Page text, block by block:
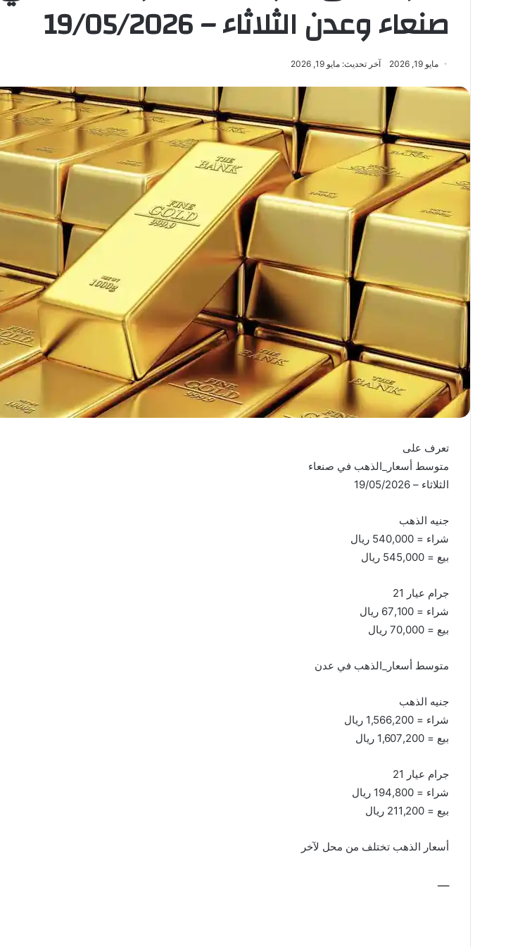
صنعاء وعدن الثلاثاء – 19/05/2026
مايو 19, 2026 آخر تحديث: مايو 19, 2026
تعرف على
متوسط أسعار_الذهب في صنعاء
الثلاثاء – 19/05/2026
جنيه الذهب
شراء = 540,000 ريال
بيع = 545,000 ريال
جرام عيار 21
شراء = 67,100 ريال
بيع = 70,000 ريال
متوسط أسعار_الذهب في عدن
جنيه الذهب
شراء = 1,566,200 ريال
بيع = 1,607,200 ريال
جرام عيار 21
شراء = 194,800 ريال
بيع = 211,200 ريال
أسعار الذهب تختلف من محل لآخر
ــــ